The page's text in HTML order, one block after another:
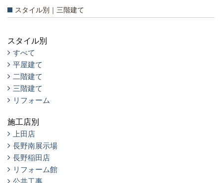
スタイル別｜三階建て
スタイル別
すべて
平屋建て
二階建て
三階建て
リフォーム
施工店別
上田店
長野南展示場
長野稲田店
リフォーム館
公共工事